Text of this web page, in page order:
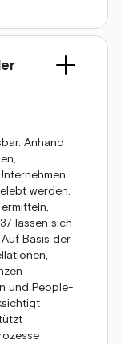
Anhand
werden.
lassen sich
Basis der
und People-